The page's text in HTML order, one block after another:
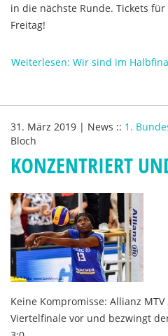
in die nächste Runde. Tickets
Freitag!
Weiterlesen: Wir sind im
31. März 2019 | News :: 1.
Bloch
KONZENTRIERT
Keine Kompromisse: Allianz
Viertelfinale vor und bezwingt